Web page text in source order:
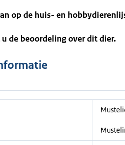
op de huis- en
de beoordeling over dit dier.